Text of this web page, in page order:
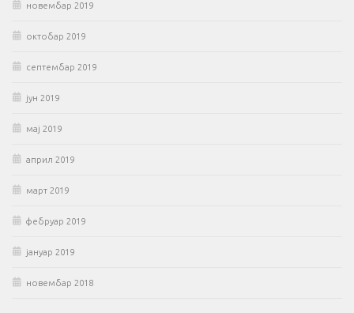
новембар 2019
октобар 2019
септембар 2019
јун 2019
мај 2019
април 2019
март 2019
фебруар 2019
јануар 2019
новембар 2018